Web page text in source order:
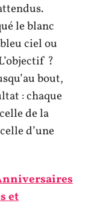
le blanc
ciel ou
?
bout,
: chaque
de la
d’une
et